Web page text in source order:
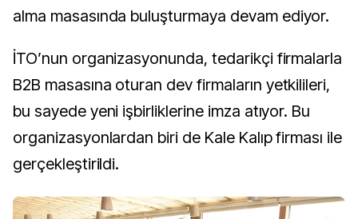
alma masasında buluşturmaya devam ediyor.
İTO’nun organizasyonunda, tedarikçi firmalarla
B2B masasına oturan dev firmaların yetkilileri,
bu sayede yeni işbirliklerine imza atıyor. Bu
organizasyonlardan biri de Kale Kalıp firması ile
gerçekleştirildi.